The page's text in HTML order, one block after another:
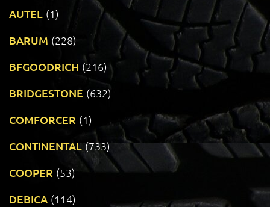
AUTEL (1)
BARUM (228)
BFGOODRICH (216)
BRIDGESTONE (632)
COMFORCER (1)
CONTINENTAL (733)
COOPER (53)
DEBICA (114)